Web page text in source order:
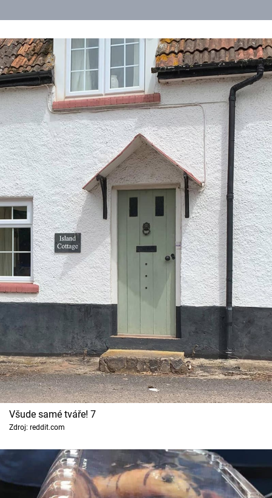
Všude samé tváře! 7
Zdroj: reddit.com